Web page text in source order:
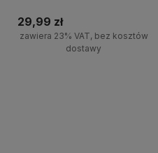
2m
29,99 zł
zawiera 23% VAT, bez kosztów
dostawy